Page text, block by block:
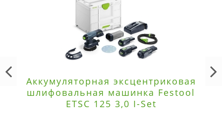
Аккумуляторная эксцентриковая
шлифовальная машинка Festool
ETSC 125 3,0 I-Set